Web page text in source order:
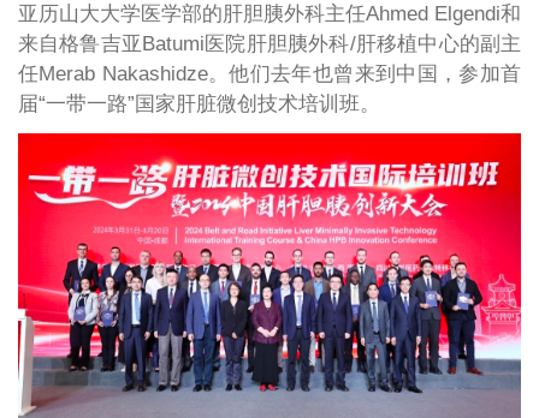
亚历山大大学医学部的肝胆胰外科主任Ahmed Elgendi和
来自格鲁吉亚Batumi医院肝胆胰外科/肝移植中心的副主
任Merab Nakashidze。他们去年也曾来到中国，参加首
届“一带一路”国家肝脏微创技术培训班。